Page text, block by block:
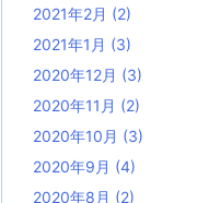
2021年2月 (2)
2021年1月 (3)
2020年12月 (3)
2020年11月 (2)
2020年10月 (3)
2020年9月 (4)
2020年8月 (2)